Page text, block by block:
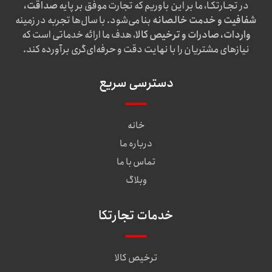
در تجـارتکـا، ما بر این باوریم که تجارت موفق بر پایهصداقت،
شفافیت و خدمت خالصانه بنا می‌شود. با سال‌ها تجربه در زمینه
واردات، صادرات و ترخیص کالا، هدف ما ارائه خدماتی است که
نیازهای مشتریان را با نهایت دقت و حرفه‌ای‌گری برآورده کند.
دسترسی سریع
خانه
درباره ما
تماس با ما
وبلاگ
خدمات تجارتکا
ترخیص کالا